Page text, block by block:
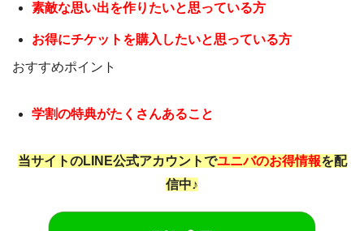
素敵な思い出を作りたいと思っている方
お得にチケットを購入したいと思っている方
おすすめポイント
学割の特典がたくさんあること
当サイトのLINE公式アカウントでユニバのお得情報を配
信中♪